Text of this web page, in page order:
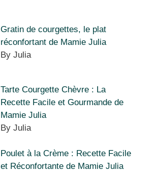
Gratin de courgettes, le plat
réconfortant de Mamie Julia
By Julia
Tarte Courgette Chèvre : La
Recette Facile et Gourmande de
Mamie Julia
By Julia
Poulet à la Crème : Recette Facile
et Réconfortante de Mamie Julia